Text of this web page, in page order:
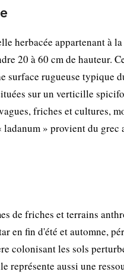
herbacée appartenant à
20 à 60 cm de hauteur.
surface rugueuse typique
sur un verticille
friches et cultures,
» provient du
de friches et terrains
en fin d'été et automne,
colonisant les sols
représente aussi une